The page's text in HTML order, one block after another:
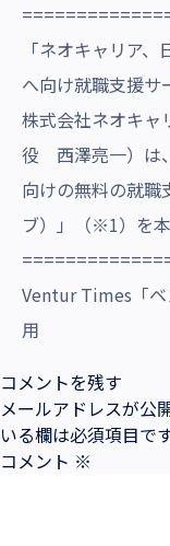
「ネオキャリア
へ向け就職支援サ
株式会社ネオキャ
役 西澤亮一）は
向けの無料の就職
ブ）」（※1）を
Ventur Times「ベ
用
コメントを残す
メールアドレスが公
いる欄は必須項目で
コメント ※